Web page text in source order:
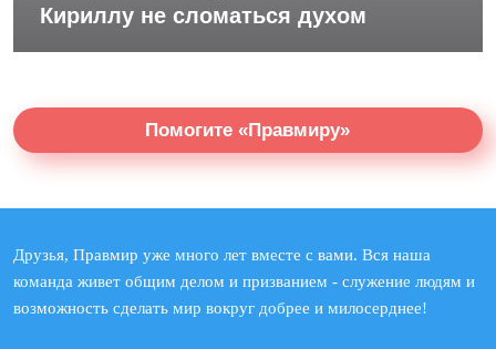
Кириллу не сломаться духом
Помогите «Правмиру»
Друзья, Правмир уже много лет вместе с вами. Вся наша
команда живет общим делом и призванием - служение людям и
возможность сделать мир вокруг добрее и милосерднее!